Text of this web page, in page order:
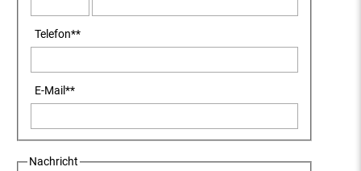
Telefon**
E-Mail**
Nachricht